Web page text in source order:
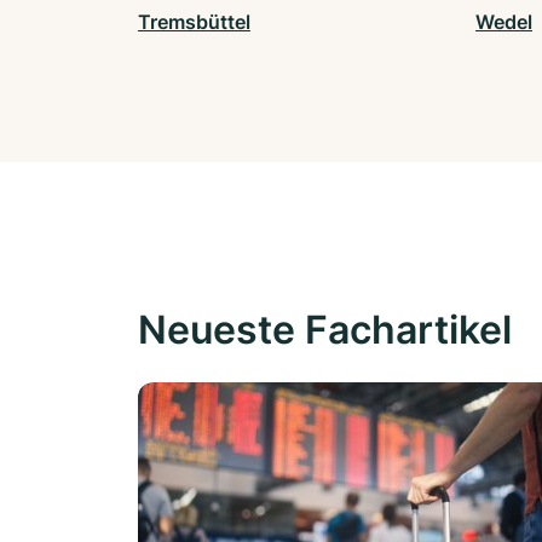
Tremsbüttel Wedel
Neueste Fachartikel